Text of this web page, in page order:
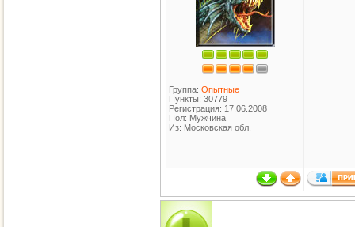
Группа: Опытные
Пункты: 30779
Регистрация: 17.06.2008
Пол: Мужчина
Из: Московская обл.